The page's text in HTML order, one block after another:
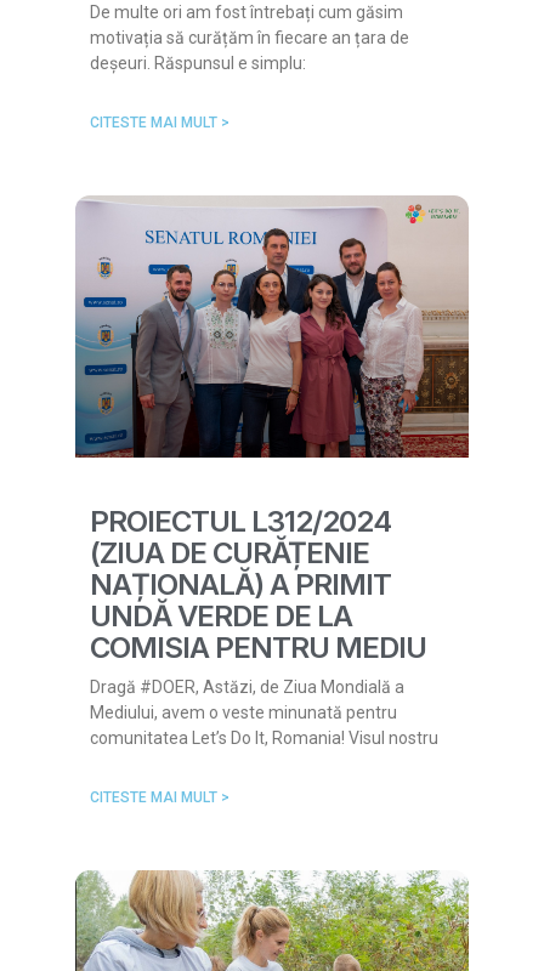
De multe ori am fost întrebați cum găsim
motivația să curățăm în fiecare an țara de
deșeuri. Răspunsul e simplu:
CITESTE MAI MULT >
PROIECTUL L312/2024
(ZIUA DE CURĂȚENIE
NAȚIONALĂ) A PRIMIT
UNDĂ VERDE DE LA
COMISIA PENTRU MEDIU
Dragă #DOER, Astăzi, de Ziua Mondială a
Mediului, avem o veste minunată pentru
comunitatea Let’s Do It, Romania! Visul nostru
CITESTE MAI MULT >